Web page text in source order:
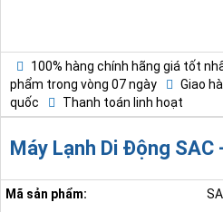
100% hàng chính hãng giá tốt
phẩm trong vòng 07 ngày
Giao
quốc
Thanh toán linh hoạt
Máy Lạnh Di Động SAC
Mã sản phẩm: